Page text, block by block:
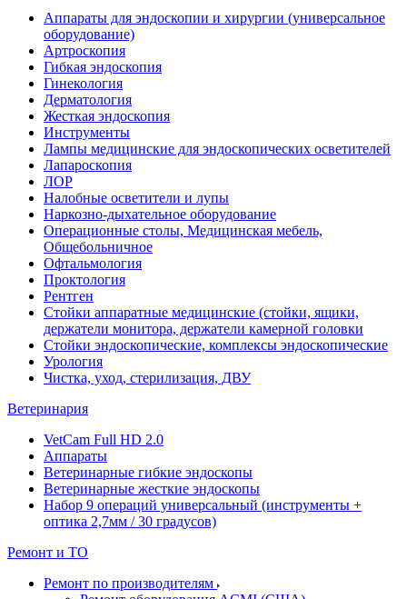
Аппараты для эндоскопии и хирургии (универсальное
оборудование)
Артроскопия
Гибкая эндоскопия
Гинекология
Дерматология
Жесткая эндоскопия
Инструменты
Лампы медицинские для эндоскопических осветителей
Лапароскопия
ЛОР
Налобные осветители и лупы
Наркозно-дыхательное оборудование
Операционные столы, Медицинская мебель,
Общебольничное
Офтальмология
Проктология
Рентген
Стойки аппаратные медицинские (стойки, ящики,
держатели монитора, держатели камерной головки
Стойки эндоскопические, комплексы эндоскопические
Урология
Чистка, уход, стерилизация, ДВУ
Ветеринария
VetCam Full HD 2.0
Аппараты
Ветеринарные гибкие эндоскопы
Ветеринарные жесткие эндоскопы
Набор 9 операций универсальный (инструменты +
оптика 2,7мм / 30 градусов)
Ремонт и ТО
Ремонт по производителям